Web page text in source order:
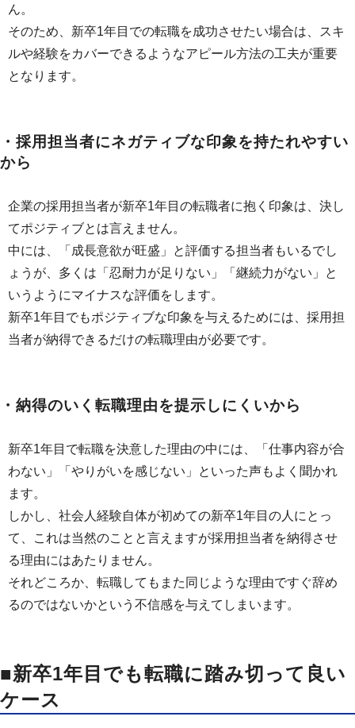
ん。
そのため、新卒1年目での転職を成功させたい場合は、スキ
ルや経験をカバーできるようなアピール方法の工夫が重要
となります。
・採用担当者にネガティブな印象を持たれやすい
から
企業の採用担当者が新卒1年目の転職者に抱く印象は、決し
てポジティブとは言えません。
中には、「成長意欲が旺盛」と評価する担当者もいるでし
ょうが、多くは「忍耐力が足りない」「継続力がない」と
いうようにマイナスな評価をします。
新卒1年目でもポジティブな印象を与えるためには、採用担
当者が納得できるだけの転職理由が必要です。
・納得のいく転職理由を提示しにくいから
新卒1年目で転職を決意した理由の中には、「仕事内容が合
わない」「やりがいを感じない」といった声もよく聞かれ
ます。
しかし、社会人経験自体が初めての新卒1年目の人にとっ
て、これは当然のことと言えますが採用担当者を納得させ
る理由にはあたりません。
それどころか、転職してもまた同じような理由ですぐ辞め
るのではないかという不信感を与えてしまいます。
■新卒1年目でも転職に踏み切って良い
ケース